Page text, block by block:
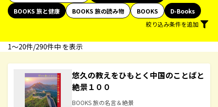
BOOKS 旅と健康
BOOKS 旅の読み物 BOOKS
D-Books
絞り込み条件を追加
1〜20件/290件中 を表示
悠久の教えをひもとく中国のことばと
絶景１００
BOOKS 旅の名言＆絶景